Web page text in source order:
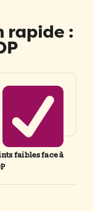
rapide :
faibles face à